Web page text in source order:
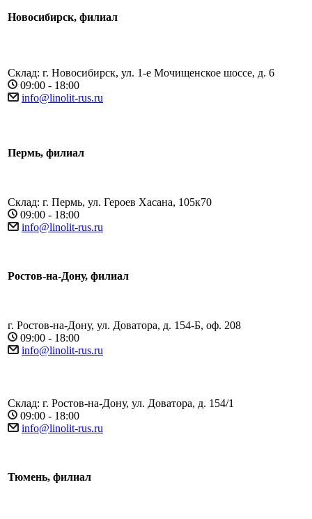
Новосибирск, филиал
Склад: г. Новосибирск, ул. 1-е Мочищенское шоссе, д. 6
09:00 - 18:00
info@linolit-rus.ru
Пермь, филиал
Склад: г. Пермь, ул. Героев Хасана, 105к70
09:00 - 18:00
info@linolit-rus.ru
Ростов-на-Дону, филиал
г. Ростов-на-Дону, ул. Доватора, д. 154-Б, оф. 208
09:00 - 18:00
info@linolit-rus.ru
Склад: г. Ростов-на-Дону, ул. Доватора, д. 154/1
09:00 - 18:00
info@linolit-rus.ru
Тюмень, филиал